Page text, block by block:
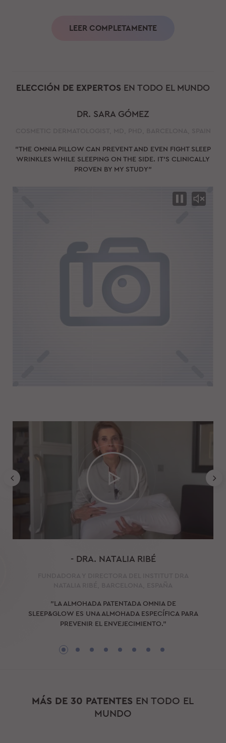
LEER COMPLETAMENTE
ELECCIÓN DE EXPERTOS EN TODO EL MUNDO
DR. SARA GÓMEZ
"THE OMNIA PILLOW CAN PREVENT AND EVEN FIGHT SLEEP
WRINKLES WHILE SLEEPING ON THE SIDE. IT'S CLINICALLY
PROVEN BY MY STUDY"
- DRA. NATALIA RIBÉ
"LA ALMOHADA PATENTADA OMNIA DE
SLEEP&GLOW ES UNA ALMOHADA ESPECÍFICA PARA
PREVENIR EL ENVEJECIMIENTO."
MÁS DE 30 PATENTES EN TODO EL
MUNDO